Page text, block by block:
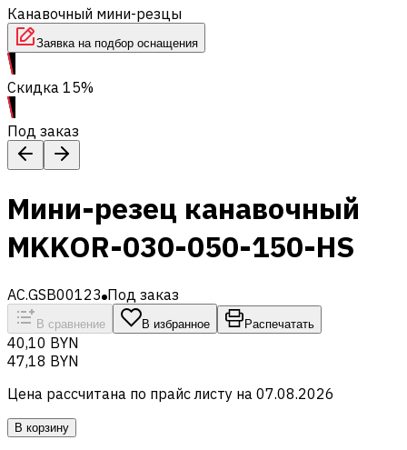
Канавочный мини-резцы
Заявка на подбор оснащения
Скидка 15%
Под заказ
Мини-резец канавочный
MKKOR-030-050-150-HS
AC.GSB00123 Под заказ
В сравнение В избранное Распечатать
40,10 BYN
47,18 BYN
Цена рассчитана по прайс листу на 07.08.2026
В корзину